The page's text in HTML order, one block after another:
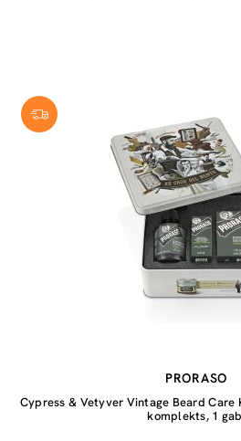
PRORASO
Cypress & Vetyver Vintage Beard
komplekts, 1